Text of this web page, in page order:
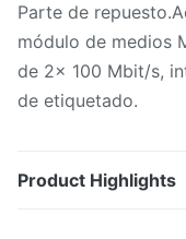
Parte de
módulo de medios
de 2x 100 Mbit/s,
de etiquetado.
Product Highlights